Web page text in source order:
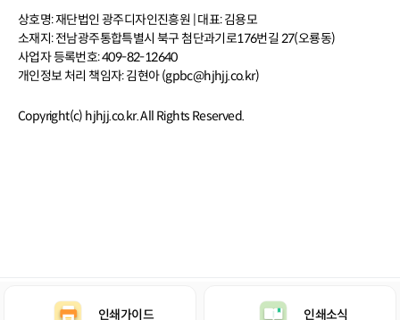
상호명: 재단법인 광주디자인진흥원 | 대표: 김용모
소재지: 전남광주통합특별시 북구 첨단과기로176번길 27(오룡동)
사업자 등록번호: 409-82-12640
개인정보 처리 책임자: 김현아 (gpbc@hjhjj.co.kr)
Copyright(c) hjhjj.co.kr. All Rights Reserved.
콘텐츠의 저작권은 저작권자 또는 제공처에 있으며, 이를 무단 사용 및 도용하는
인쇄가이드 인쇄소식